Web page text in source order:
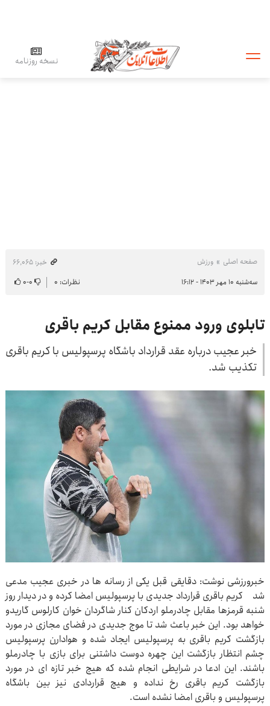
نسخه روزنامه
صفحه اصلی ورزش
خبر: ۶۶٬۰۶۵
سه‌شنبه ۱۰ مهر ۱۴۰۳ - ۱۶:۱۲
نظرات: ۰ ۰-۰
تابلوی ورود ممنوع مقابل کریم باقری
خبر عجیب درباره عقد قرارداد باشگاه پرسپولیس با کریم باقری
تکذیب شد.
خبرورزشی نوشت: دقایقی قبل یکی از رسانه ها در خبری عجیب مدعی
شد کریم باقری قرارداد جدیدی با پرسپولیس امضا کرده و در دیدار روز
شنبه قرمزها مقابل چادرملو اردکان کنار شاگردان خوان کارلوس گاریدو
خواهد بود. این خبر باعث شد تا موج جدیدی در فضای مجازی در مورد
بازگشت کریم باقری به پرسپولیس ایجاد شده و هوادارن پرسپولیس
چشم انتظار بازگشت این چهره دوست داشتنی برای بازی با چادرملو
باشند. این ادعا در شرایطی انجام شده که هیچ خبر تازه ای در مورد
بازگشت کریم باقری رخ نداده و هیچ قراردادی نیز بین باشگاه
پرسپولیس و باقری امضا نشده است.